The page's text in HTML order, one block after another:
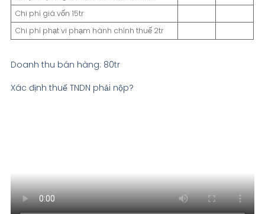
Chi phí giá vốn 15tr
Chi phí phạt vi phạm hành chính thuế 2tr
Doanh thu bán hàng: 80tr
Xác định thuế TNDN phải nộp?